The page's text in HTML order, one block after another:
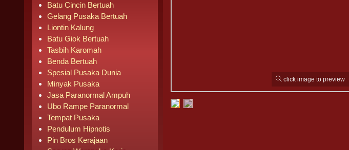
click image to preview
Batu Cincin Bertuah
Gelang Pusaka Bertuah
Liontin Kalung
Batu Giok Bertuah
Tasbih Karomah
Benda Bertuah
Spesial Pusaka Dunia
Minyak Pusaka
Jasa Paranormal Ampuh
Ubo Rampe Paranormal
Tempat Pusaka
Pendulum Hipnotis
Pin Bros Kerajaan